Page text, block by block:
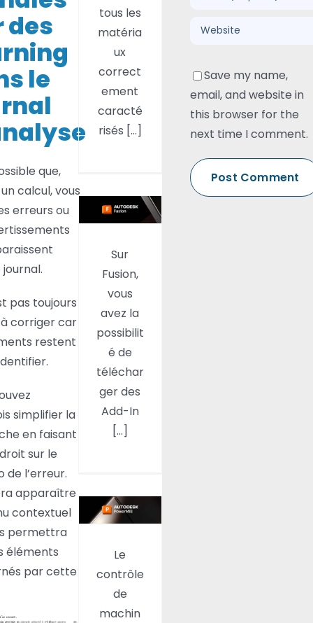
journal
d’analyse
des
le
que,
calcul, vous
erreurs ou
pas toujours
corriger car
restent
simplifier la
en faisant
sur le
de l’erreur.
apparaître
contextuel
permettra
éléments
par cette
tous les
matéria
ux
correct
ement
caracté
risés [...]
Salvador
– L’IA
transformer
une
image
en
esquisse
Sur
Fusion,
vous
avez la
possibilit
é de
téléchar
ger des
Add-In
[...]
de
machine
dynamique
sous
PowerMill
(1ère
partie)
Le
contrôle
de
machin
Save my name,
email, and website in
this browser for the
next time I comment.